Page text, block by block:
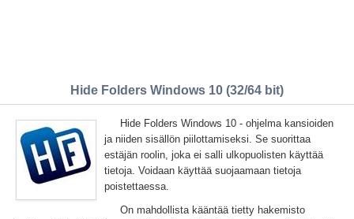
Hide Folders Windows 10 (32/64 bit)
Hide Folders Windows 10 - ohjelma kansioiden
ja niiden sisällön piilottamiseksi. Se suorittaa
estäjän roolin, joka ei salli ulkopuolisten käyttää
tietoja. Voidaan käyttää suojaamaan tietoja
poistettaessa.
On mahdollista kääntää tietty hakemisto